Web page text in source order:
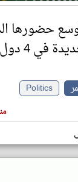
حضورها
دول أفريقية
Politics